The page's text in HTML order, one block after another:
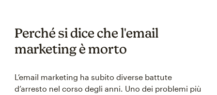
Perché si dice che l'email
marketing è morto
L’email marketing ha subito diverse battute
d’arresto nel corso degli anni. Uno dei problemi più